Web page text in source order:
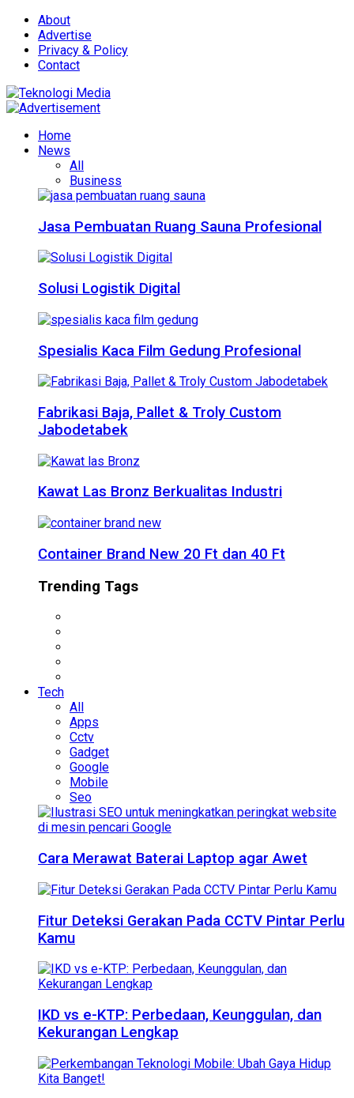
About
Advertise
Privacy & Policy
Contact
Home
News
All
Business
Jasa Pembuatan Ruang Sauna Profesional
Solusi Logistik Digital
Spesialis Kaca Film Gedung Profesional
Fabrikasi Baja, Pallet & Troly Custom
Jabodetabek
Kawat Las Bronz Berkualitas Industri
Container Brand New 20 Ft dan 40 Ft
Trending Tags
Tech
All
Apps
Cctv
Gadget
Google
Mobile
Seo
Cara Merawat Baterai Laptop agar Awet
Fitur Deteksi Gerakan Pada CCTV Pintar Perlu
Kamu
IKD vs e-KTP: Perbedaan, Keunggulan, dan
Kekurangan Lengkap